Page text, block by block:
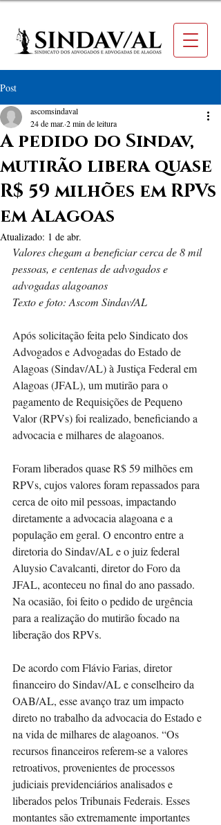
Post
A pedido do Sindav,
mutirão libera quase
R$ 59 milhões em RPVs
em Alagoas
ascomsindaval
24 de mar. 2 min de leitura
Atualizado: 1 de abr.
Valores chegam a beneficiar cerca de 8 mil
pessoas, e centenas de advogados e
advogadas alagoanos
Texto e foto: Ascom Sindav/AL
Após solicitação feita pelo Sindicato dos
Advogados e Advogadas do Estado de
Alagoas (Sindav/AL) à Justiça Federal em
Alagoas (JFAL), um mutirão para o
pagamento de Requisições de Pequeno
Valor (RPVs) foi realizado, beneficiando a
advocacia e milhares de alagoanos.
Foram liberados quase R$ 59 milhões em
RPVs, cujos valores foram repassados para
cerca de oito mil pessoas, impactando
diretamente a advocacia alagoana e a
população em geral. O encontro entre a
diretoria do Sindav/AL e o juiz federal
Aluysio Cavalcanti, diretor do Foro da
JFAL, aconteceu no final do ano passado.
Na ocasião, foi feito o pedido de urgência
para a realização do mutirão focado na
liberação dos RPVs.
De acordo com Flávio Farias, diretor
financeiro do Sindav/AL e conselheiro da
OAB/AL, esse avanço traz um impacto
direto no trabalho da advocacia do Estado e
na vida de milhares de alagoanos. “Os
recursos financeiros referem-se a valores
retroativos, provenientes de processos
judiciais previdenciários analisados e
liberados pelos Tribunais Federais. Esses
montantes são extremamente importantes